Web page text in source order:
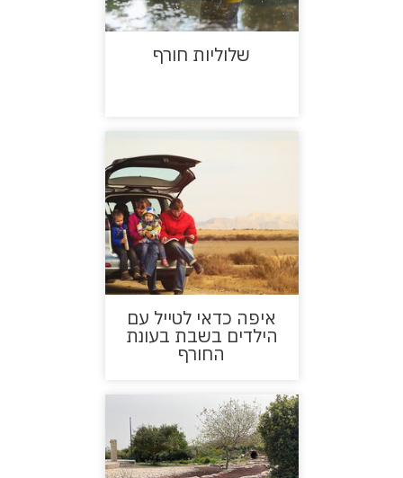
שלוליות חורף
איפה כדאי לטייל עם
הילדים בשבת בעונת
החורף